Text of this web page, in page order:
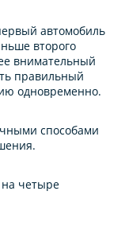
автомобиль
второго
внимательный
правильный
одновременно.
способами
.
на четыре